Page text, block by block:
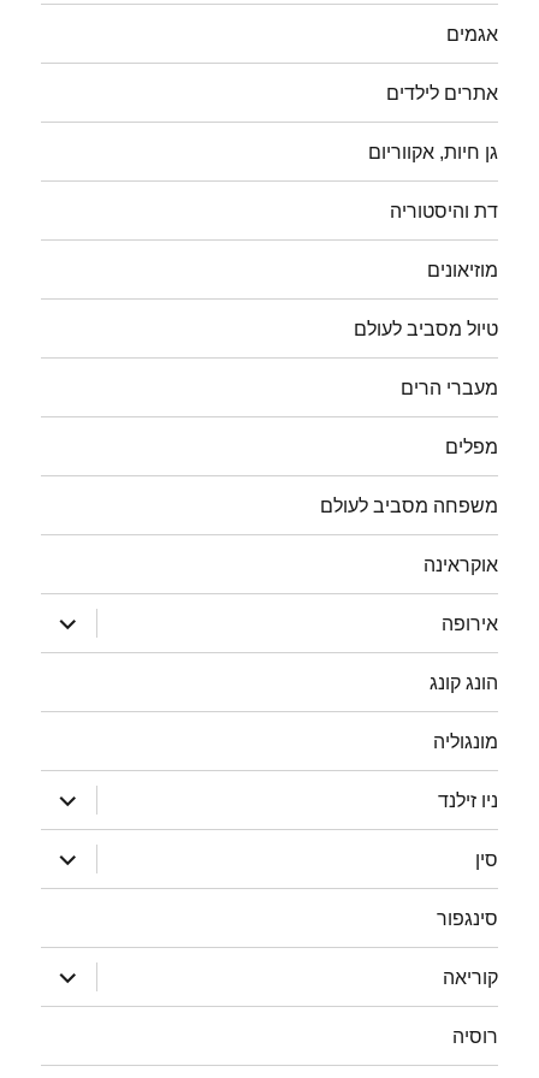
אגמים
אתרים לילדים
גן חיות, אקווריום
דת והיסטוריה
מוזיאונים
טיול מסביב לעולם
מעברי הרים
מפלים
משפחה מסביב לעולם
אוקראינה
אירופה
הצג
תפריט
הונג קונג
מונגוליה
ניו זילנד
הצג
תפריט
סין
הצג
תפריט
סינגפור
קוריאה
הצג
תפריט
רוסיה